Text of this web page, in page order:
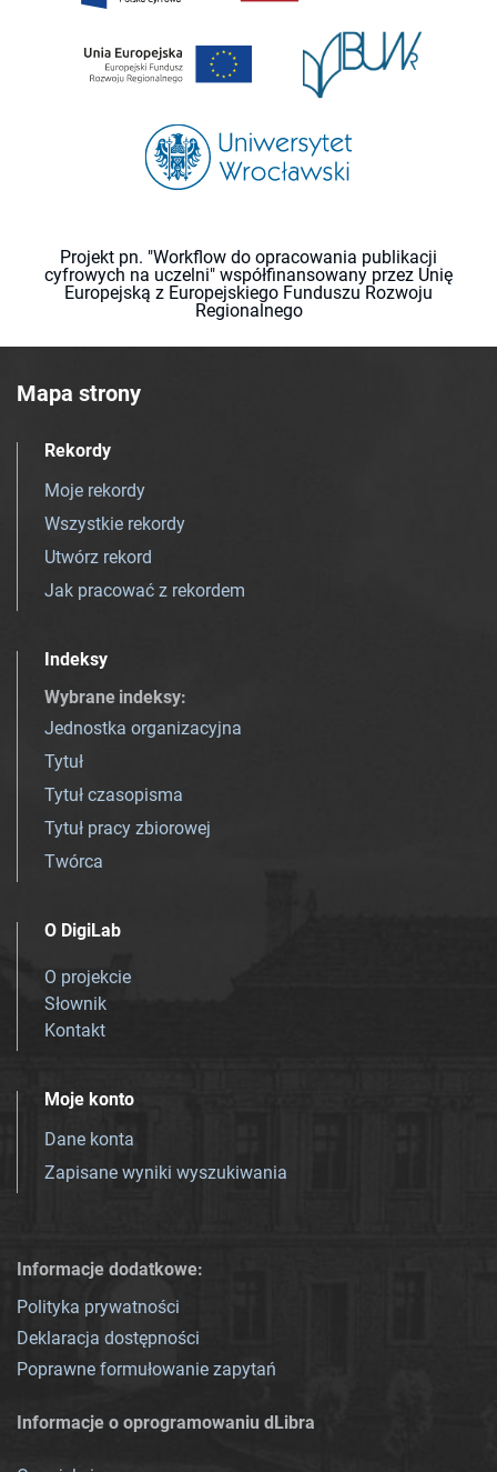
Projekt pn. "Workflow do opracowania publikacji
cyfrowych na uczelni" współfinansowany przez Unię
Europejską z Europejskiego Funduszu Rozwoju
Regionalnego
Mapa strony
Rekordy
Moje rekordy
Wszystkie rekordy
Utwórz rekord
Jak pracować z rekordem
Indeksy
Wybrane indeksy:
Jednostka organizacyjna
Tytuł
Tytuł czasopisma
Tytuł pracy zbiorowej
Twórca
O DigiLab
O projekcie
Słownik
Kontakt
Moje konto
Dane konta
Zapisane wyniki wyszukiwania
Informacje dodatkowe:
Polityka prywatności
Deklaracja dostępności
Poprawne formułowanie zapytań
Informacje o oprogramowaniu dLibra